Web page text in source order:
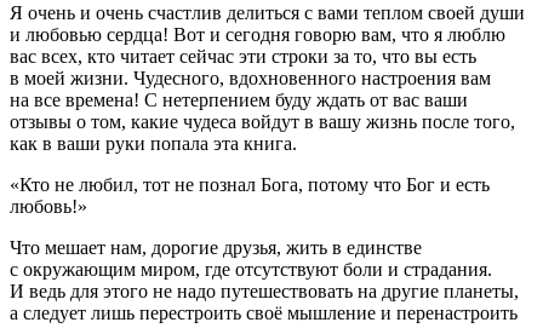
Я очень и очень счастлив делиться с вами теплом своей души
и любовью сердца! Вот и сегодня говорю вам, что я люблю
вас всех, кто читает сейчас эти строки за то, что вы есть
в моей жизни. Чудесного, вдохновенного настроения вам
на все времена! С нетерпением буду ждать от вас ваши
отзывы о том, какие чудеса войдут в вашу жизнь после того,
как в ваши руки попала эта книга.
«Кто не любил, тот не познал Бога, потому что Бог и есть
любовь!»
Что мешает нам, дорогие друзья, жить в единстве
с окружающим миром, где отсутствуют боли и страдания.
И ведь для этого не надо путешествовать на другие планеты,
а следует лишь перестроить своё мышление и перенастроить